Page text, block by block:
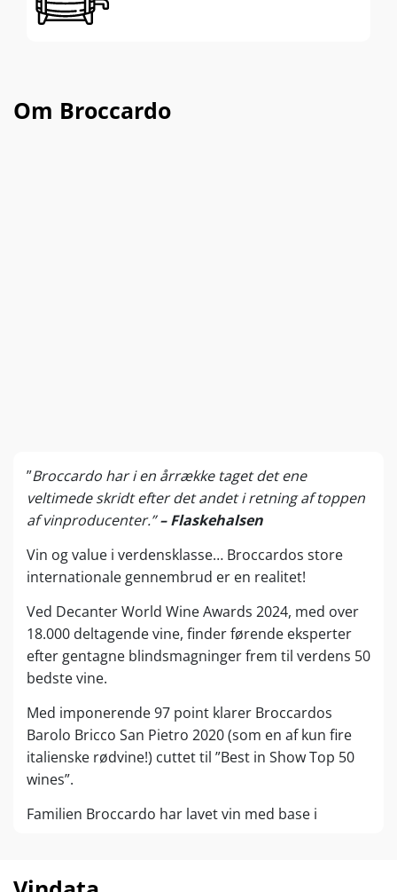
Om Broccardo
”Broccardo har i en årrække taget det ene
veltimede skridt efter det andet i retning af toppen
af vinproducenter.”– Flaskehalsen
Vin og value i verdensklasse… Broccardos store
internationale gennembrud er en realitet!
Ved Decanter World Wine Awards 2024, med over
18.000 deltagende vine, finder førende eksperter
efter gentagne blindsmagninger frem til verdens 50
bedste vine.
Med imponerende 97 point klarer Broccardos
Barolo Bricco San Pietro 2020 (som en af kun fire
italienske rødvine!) cuttet til ”Best in Show Top 50
wines”.
Familien Broccardo har lavet vin med base i
Federica, som har fordelt opgaverne mellem sig